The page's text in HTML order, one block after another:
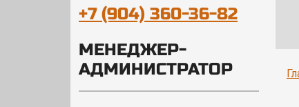
+7 (904) 360-36-82
МЕНЕДЖЕР-
АДМИНИСТРАТОР